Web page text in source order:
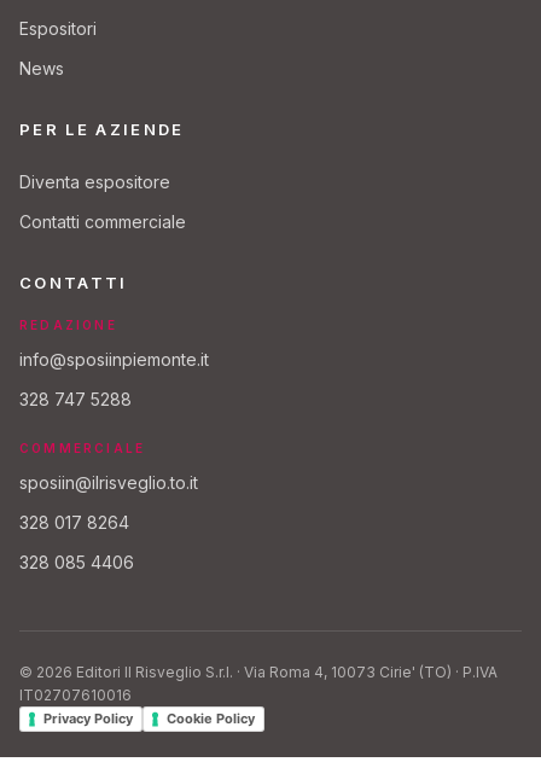
Espositori
News
PER LE AZIENDE
Diventa espositore
Contatti commerciale
CONTATTI
REDAZIONE
info@sposiinpiemonte.it
328 747 5288
COMMERCIALE
sposiin@ilrisveglio.to.it
328 017 8264
328 085 4406
© 2026 Editori Il Risveglio S.r.l. · Via Roma 4, 10073 Cirie' (TO) · P.IVA
IT02707610016
Privacy Policy Cookie Policy